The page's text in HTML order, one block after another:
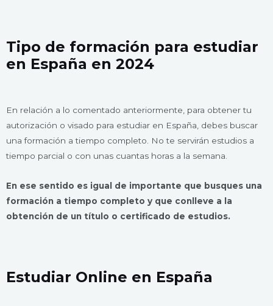
Tipo de formación para estudiar
en España en 2024
En relación a lo comentado anteriormente, para obtener tu
autorización o visado para estudiar en España, debes buscar
una formación a tiempo completo. No te servirán estudios a
tiempo parcial o con unas cuantas horas a la semana.
En ese sentido es igual de importante que busques una
formación a tiempo completo y que conlleve a la
obtención de un título o certificado de estudios.
Estudiar Online en España